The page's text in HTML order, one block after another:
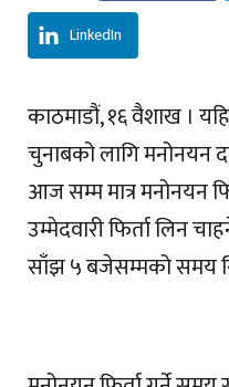
LinkedIn
काठमाडौं, १६ वैशाख ।
चुनाबको लागि मनोनयन
आज सम्म मात्र मनोनयन
उम्मेदवारी फिर्ता लिन
साँझ ५ बजेसम्मको समय